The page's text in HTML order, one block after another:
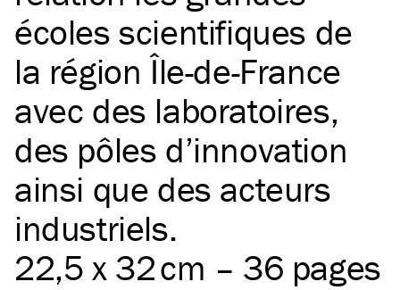
écoles scientifiques de
la région Île-de-France
avec des laboratoires,
des pôles d’innovation
ainsi que des acteurs
industriels.
22,5 x 32 cm – 36 pages